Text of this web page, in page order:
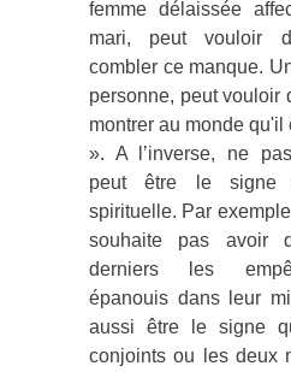
femme délaissée
mari, peut vouloir
combler ce manque.
personne, peut vouloir
montrer au monde qu'il
». A l’inverse, ne
peut être le signe
spirituelle. Par
souhaite pas avoir
derniers les
épanouis dans leur
aussi être le signe
conjoints ou les deux